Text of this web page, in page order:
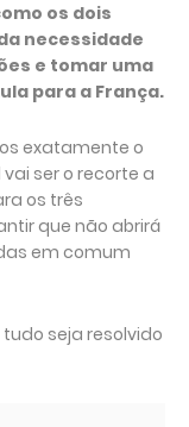
os dois
necessidade
e tomar uma
para a França.
exatamente o
ser o recorte a
os três
que não abrirá
em comum
seja resolvido